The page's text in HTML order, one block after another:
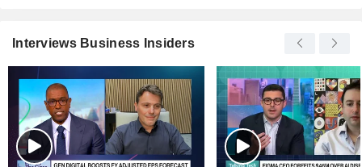
Interviews Business Insiders